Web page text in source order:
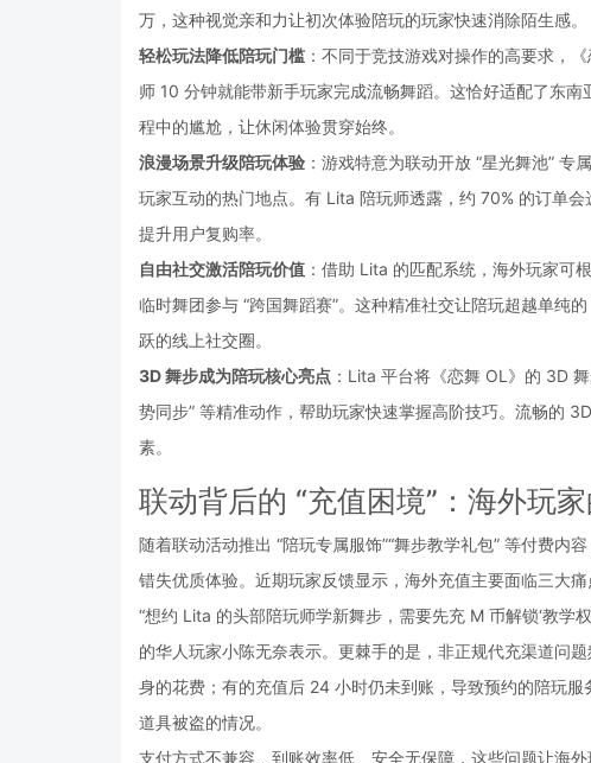
万，这种视觉亲和力让初次体验陪玩的玩家快速消除陌生感。
轻松玩法降低陪玩门槛 ：不同于竞技游戏对操作的高要求，
师 10 分钟就能带新手玩家完成流畅舞蹈。这恰好适配了东
程中的尴尬，让休闲体验贯穿始终。
浪漫场景升级陪玩体验 ：游戏特意为联动开放 “星光舞池”
玩家互动的热门地点。有 Lita 陪玩师透露，约 70% 的订单
提升用户复购率。
自由社交激活陪玩价值 ：借助 Lita 的匹配系统，海外玩家可
临时舞团参与 “跨国舞蹈赛”。这种精准社交让陪玩超越单纯
跃的线上社交圈。
3D 舞步成为陪玩核心亮点 ：Lita 平台将《恋舞 OL》的 3D
势同步” 等精准动作，帮助玩家快速掌握高阶技巧。流畅的
素。
联动背后的 “充值困境”：海外玩
随着联动活动推出 “陪玩专属服饰”“舞步教学礼包” 等付费内
错失优质体验。近期玩家反馈显示，海外充值主要面临三大痛
“想约 Lita 的头部陪玩师学新舞步，需要先充 M 币解锁‘教学
的华人玩家小陈无奈表示。更棘手的是，非正规代充渠道问
身的花费；有的充值后 24 小时仍未到账，导致预约的陪玩
道具被盗的情况。
支付方式不兼容、到账效率低、安全无保障，这些问题让海